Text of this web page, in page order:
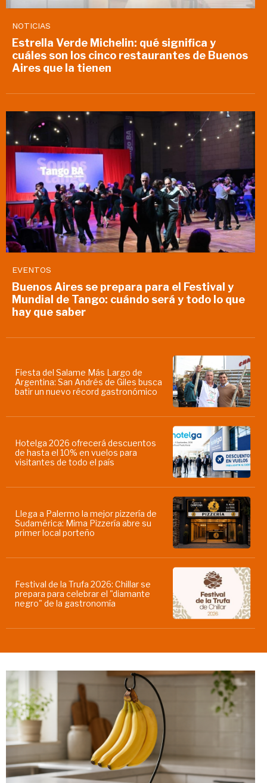
NOTICIAS
Estrella Verde Michelin: qué significa y
cuáles son los cinco restaurantes de Buenos
Aires que la tienen
EVENTOS
Buenos Aires se prepara para el Festival y
Mundial de Tango: cuándo será y todo lo que
hay que saber
Fiesta del Salame Más Largo de
Argentina: San Andrés de Giles busca
batir un nuevo récord gastronómico
Hotelga 2026 ofrecerá descuentos
de hasta el 10% en vuelos para
visitantes de todo el país
Llega a Palermo la mejor pizzería de
Sudamérica: Mima Pizzería abre su
primer local porteño
Festival de la Trufa 2026: Chillar se
prepara para celebrar el "diamante
negro" de la gastronomía